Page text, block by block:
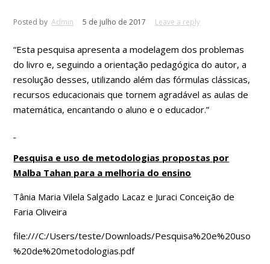
Posted by Admin 5 de julho de 2017 Leave a reply
“Esta pesquisa apresenta a modelagem dos problemas
do livro e, seguindo a orientação pedagógica do autor, a
resolução desses, utilizando além das fórmulas clássicas,
recursos educacionais que tornem agradável as aulas de
matemática, encantando o aluno e o educador.”
Pesquisa e uso de metodologias propostas por
Malba Tahan para a melhoria do ensino
Tânia Maria Vilela Salgado Lacaz e Juraci Conceição de
Faria Oliveira
file:///C:/Users/teste/Downloads/Pesquisa%20e%20uso
%20de%20metodologias.pdf